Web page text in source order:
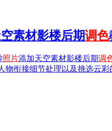
素材影楼后期调色
照片添加天空素材影楼后期调
物衔接细节处理以及挑选云